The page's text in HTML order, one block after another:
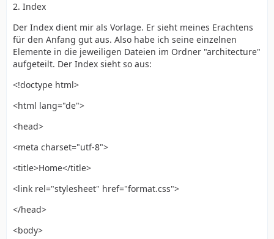
2. Index
Der Index dient mir als Vorlage. Er sieht meines Erachtens
für den Anfang gut aus. Also habe ich seine einzelnen
Elemente in die jeweiligen Dateien im Ordner "architecture"
aufgeteilt. Der Index sieht so aus:
<!doctype html>
<html lang="de">
<head>
<meta charset="utf-8">
<title>Home</title>
<link rel="stylesheet" href="format.css">
</head>
<body>